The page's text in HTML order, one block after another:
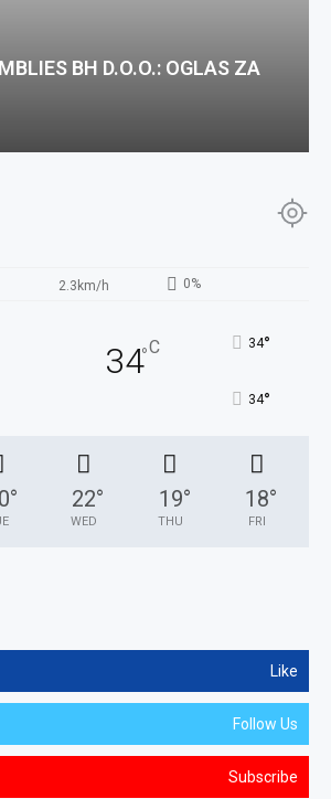
2.3km/h 0%
34°C 34°
34°
° 22°
WED
19°
THU
18°
FRI
Like
Follow Us
Subscribe
BH D.O.O.: OGLAS ZA